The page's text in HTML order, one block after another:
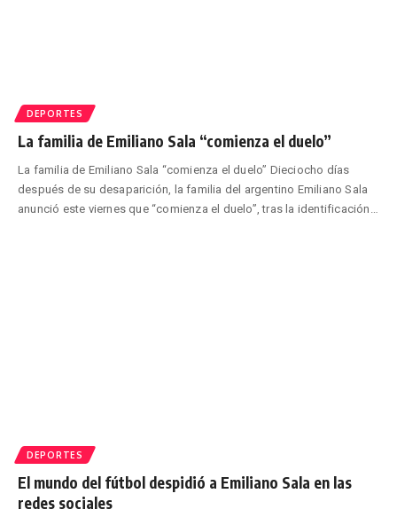
DEPORTES
La familia de Emiliano Sala “comienza el duelo”
La familia de Emiliano Sala “comienza el duelo” Dieciocho días
después de su desaparición, la familia del argentino Emiliano Sala
anunció este viernes que “comienza el duelo”, tras la identificación
DEPORTES
El mundo del fútbol despidió a Emiliano Sala en las
redes sociales